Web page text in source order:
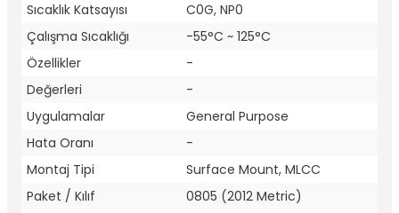
Sıcaklık Katsayısı
C0G, NP0
Çalışma Sıcaklığı
-55°C ~ 125°C
Özellikler
-
Değerleri
-
Uygulamalar
General Purpose
Hata Oranı
-
Montaj Tipi
Surface Mount, MLCC
Paket / Kılıf
0805 (2012 Metric)